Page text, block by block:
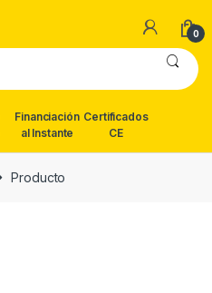
0
Financiación
al Instante
Certificados
CE
Producto